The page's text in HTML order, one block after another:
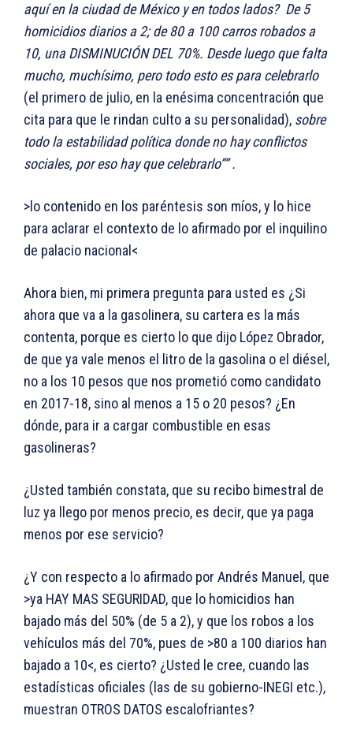
aquí en la ciudad de México y en todos lados? De 5
homicidios diarios a 2; de 80 a 100 carros robados a
10, una DISMINUCIÓN DEL 70%. Desde luego que falta
mucho, muchísimo, pero todo esto es para celebrarlo
(el primero de julio, en la enésima concentración que
cita para que le rindan culto a su personalidad), sobre
todo la estabilidad política donde no hay conflictos
sociales, por eso hay que celebrarlo”” .
>lo contenido en los paréntesis son míos, y lo hice
para aclarar el contexto de lo afirmado por el inquilino
de palacio nacional<
Ahora bien, mi primera pregunta para usted es ¿Si
ahora que va a la gasolinera, su cartera es la más
contenta, porque es cierto lo que dijo López Obrador,
de que ya vale menos el litro de la gasolina o el diésel,
no a los 10 pesos que nos prometió como candidato
en 2017-18, sino al menos a 15 o 20 pesos? ¿En
dónde, para ir a cargar combustible en esas
gasolineras?
¿Usted también constata, que su recibo bimestral de
luz ya llego por menos precio, es decir, que ya paga
menos por ese servicio?
¿Y con respecto a lo afirmado por Andrés Manuel, que
>ya HAY MAS SEGURIDAD, que lo homicidios han
bajado más del 50% (de 5 a 2), y que los robos a los
vehículos más del 70%, pues de >80 a 100 diarios han
bajado a 10<, es cierto? ¿Usted le cree, cuando las
estadísticas oficiales (las de su gobierno-INEGI etc.),
muestran OTROS DATOS escalofriantes?